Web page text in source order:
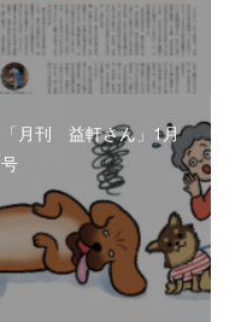
「月刊 益軒さん」1月
号